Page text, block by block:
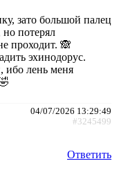
зато большой палец
но потерял
проходит. 🙈
эхинодорус.
ибо лень меня
04/07/2026 13:29:49
#3245499
Ответить